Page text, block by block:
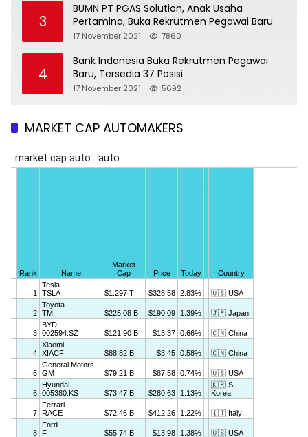
3
BUMN PT PGAS Solution, Anak Usaha
Pertamina, Buka Rekrutmen Pegawai Baru
17 November 2021 7860
4
Bank Indonesia Buka Rekrutmen Pegawai
Baru, Tersedia 37 Posisi
17 November 2021 5692
MARKET CAP AUTOMAKERS